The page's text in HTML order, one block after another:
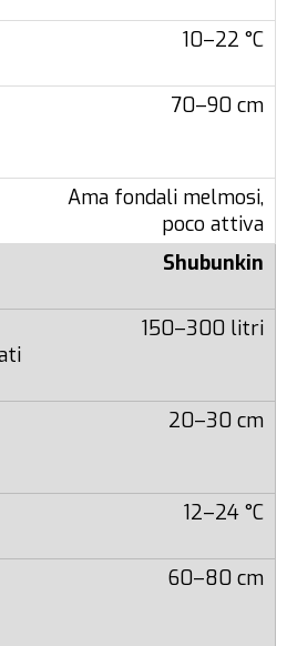
10–22 °C
70–90 cm
Ama fondali melmosi,
poco attiva
Shubunkin
150–300 litri
20–30 cm
12–24 °C
60–80 cm